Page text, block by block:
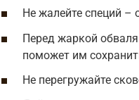
Не жалейте специй –
Перед жаркой
поможет им
Не перегружайте